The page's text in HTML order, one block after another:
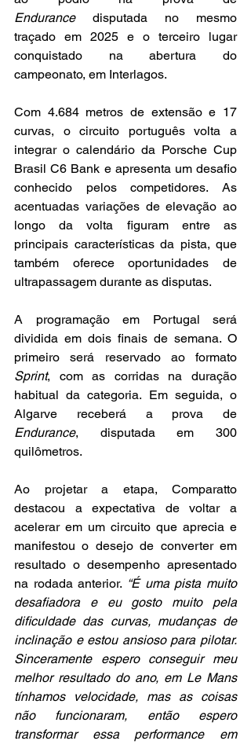
Endurance disputada no mesmo
traçado em 2025 e o terceiro lugar
conquistado na abertura do
campeonato, em Interlagos.
Com 4.684 metros de extensão e 17
curvas, o circuito português volta a
integrar o calendário da Porsche Cup
Brasil C6 Bank e apresenta um desafio
conhecido pelos competidores. As
acentuadas variações de elevação ao
longo da volta figuram entre as
principais características da pista, que
também oferece oportunidades de
ultrapassagem durante as disputas.
A programação em Portugal será
dividida em dois finais de semana. O
Sprint, com as corridas na duração
habitual da categoria. Em seguida, o
Endurance, disputada em 300
quilômetros.
Ao projetar a etapa, Comparatto
destacou a expectativa de voltar a
acelerar em um circuito que aprecia e
manifestou o desejo de converter em
resultado o desempenho apresentado
na rodada anterior. “É uma pista muito
desafiadora e eu gosto muito pela
dificuldade das curvas, mudanças de
inclinação e estou ansioso para pilotar.
Sinceramente espero conseguir meu
melhor resultado do ano, em Le Mans
tínhamos velocidade, mas as coisas
não funcionaram, então espero
transformar essa performance em